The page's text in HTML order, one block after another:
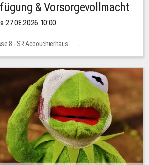
& Vorsorgevollmacht
27.08.2026 10:00
8 - SR Accouchierhaus